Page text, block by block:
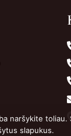
naršykite
slapukus.